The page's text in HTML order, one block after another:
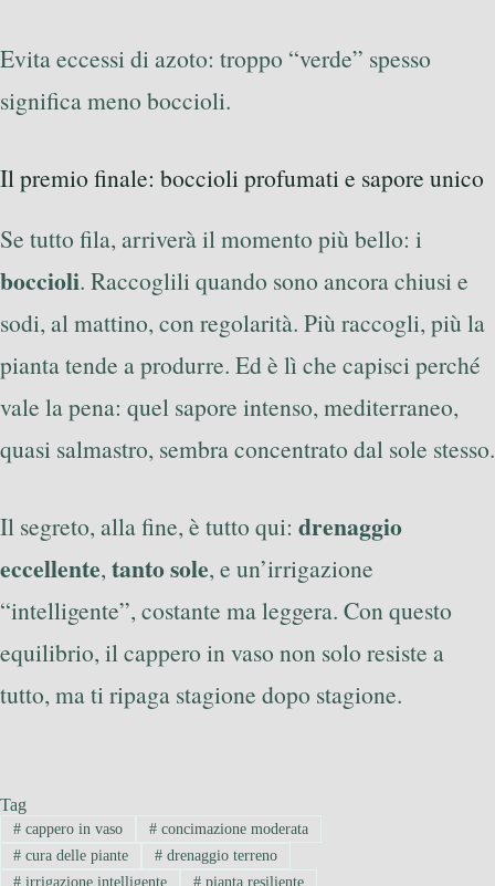
Evita eccessi di azoto: troppo “verde” spesso
significa meno boccioli.
Il premio finale: boccioli profumati e sapore unico
Se tutto fila, arriverà il momento più bello: i
boccioli. Raccoglili quando sono ancora chiusi e
sodi, al mattino, con regolarità. Più raccogli, più la
pianta tende a produrre. Ed è lì che capisci perché
vale la pena: quel sapore intenso, mediterraneo,
quasi salmastro, sembra concentrato dal sole stesso.
Il segreto, alla fine, è tutto qui: drenaggio
eccellente, tanto sole, e un’irrigazione
“intelligente”, costante ma leggera. Con questo
equilibrio, il cappero in vaso non solo resiste a
tutto, ma ti ripaga stagione dopo stagione.
Tag
#cappero in vaso #concimazione moderata
#cura delle piante #drenaggio terreno
#irrigazione intelligente #pianta resiliente